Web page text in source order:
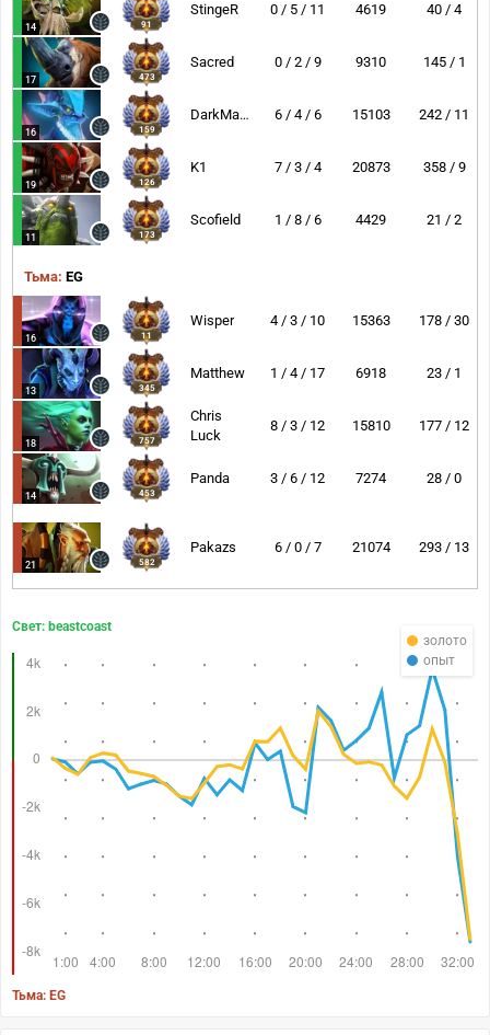
14 91
StingeR 0 / 5 / 11 4619 40 / 4
17 473
Sacred 0 / 2 / 9 9310 145 / 1
16 159
DarkMago 6 / 4 / 6 15103 242 / 11
19 126
K1 7 / 3 / 4 20873 358 / 9
11 173
Scofield 1 / 8 / 6 4429 21 / 2
Тьма: EG
16 11
Wisper 4 / 3 / 10 15363 178 / 30
13 345
Matthew 1 / 4 / 17 6918 23 / 1
18 757
Chris
Luck
8 / 3 / 12 15810 177 / 12
14 453
Panda 3 / 6 / 12 7274 28 / 0
21 582
Pakazs 6 / 0 / 7 21074 293 / 13
золото
опыт
Свет: beastcoast
Тьма: EG